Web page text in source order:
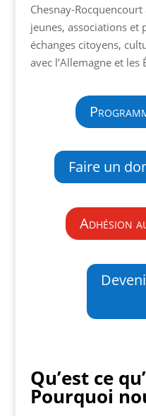
Chesnay-
jeunes, associations et
échanges citoyens,
avec l’Allemagne et les
Faire un
Adhésion
Qu’est ce
Pourquoi